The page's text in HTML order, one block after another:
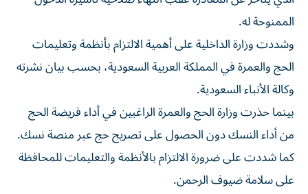
الممنوحة له.
وشددت وزارة الداخلية على أهمية الالتزام بأنظمة وتعليمات
الحج والعمرة في المملكة العربية السعودية، بحسب بيان نشرته
وكالة الأنباء السعودية.
بينما حذرت وزارة الحج والعمرة الراغبين في أداء فريضة الحج
من أداء النسك دون الحصول على تصريح حج عبر منصة نسك.
كما شددت على ضرورة الالتزام بالأنظمة والتعليمات للمحافظة
على سلامة ضيوف الرحمن.